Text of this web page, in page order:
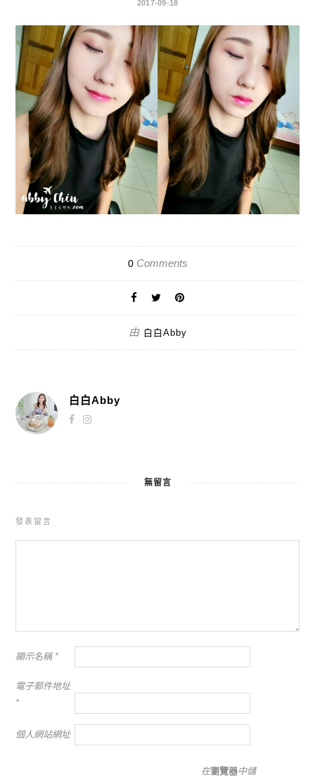
2017-09-18
0Comments
由 白白Abby
白白Abby
無留言
發表留言
顯示名稱 *
電子郵件地址
*
個人網站網址
在瀏覽器中儲